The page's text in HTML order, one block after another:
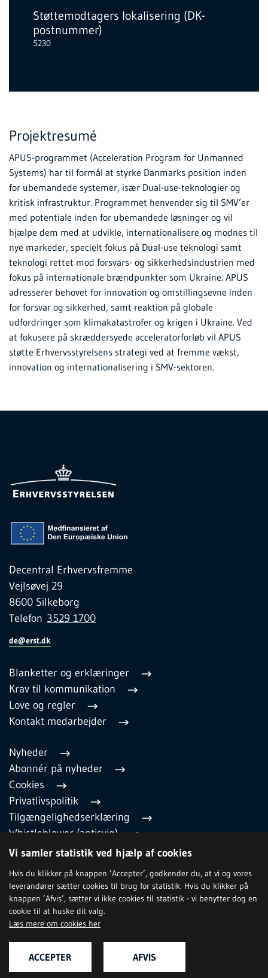
Vi samler statistik ved hjælp af cookies
Hvis du klikker på knappen ’Accepter’, godkender du, at vi og vores
leverandører sætter cookies til brug for statistik. Hvis du klikker på
knappen ’Afvis’, sætter vi ikke cookies til statistik - vi benytter dog en
cookie til at huske dit valg.
Læs mere om cookies her
ACCEPTER AFVIS
Støttemodtagers lokalisering (DK-
postnummer)
5230
Projektresumé
APUS-programmet (Acceleration Program for Unmanned
Systems) har til formål at styrke Danmarks position inden
for ubemandede systemer, især Dual-use-teknologier og
kritisk infrastruktur. Programmet henvender sig til SMV’er
med potentiale inden for ubemandede løsninger og vil
hjælpe dem med at udvikle, internationalisere og modnes til
nye markeder, specielt fokus på Dual-use teknologi samt
teknologi rettet mod forsvars- og sikkerhedsindustrien med
fokus på internationale brændpunkter som Ukraine. APUS
adresserer behovet for innovation og omstillingsevne inden
for forsvar og sikkerhed, samt reaktion på globale
udfordringer som klimakatastrofer og krigen i Ukraine. Ved
at fokusere på skræddersyede acceleratorforløb vil APUS
støtte Erhvervsstyrelsens strategi ved at fremme vækst,
innovation og internationalisering i SMV-sektoren.
Decentral Erhvervsfremme
Vejlsøvej 29
8600 Silkeborg
Telefon 3529 1700
de@erst.dk
Blanketter og erklæringer
Krav til kommunikation
Love og regler
Kontakt medarbejder
Nyheder
Abonnér på nyheder
Cookies
Privatlivspolitik
Tilgængelighedserklæring
Whistleblower (antisvig)
English
TILMELD NYHEDSBREV
Relevante hjemmesider